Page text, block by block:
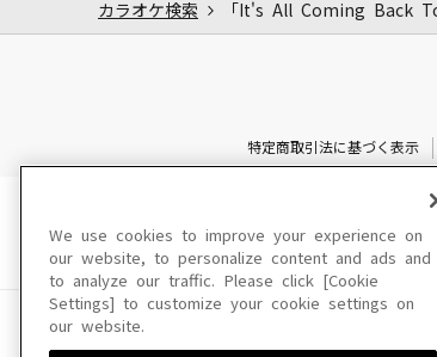
カラオケ検索 「It's All Coming Back To
特定商取引法に基づく表示
このサイトに掲載されてい
We use cookies to improve your experience on
our website, to personalize content and ads and
to analyze our traffic. Please click [Cookie
Settings] to customize your cookie settings on
our website.